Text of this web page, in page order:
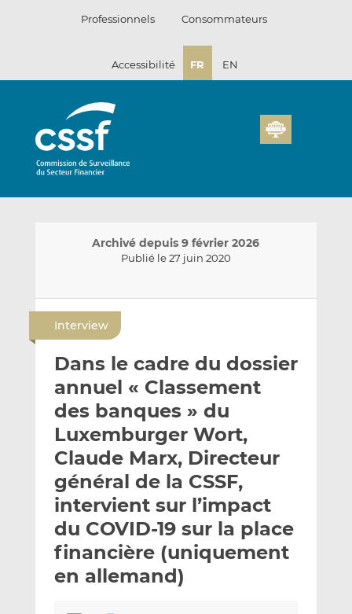
Professionnels Consommateurs
Accessibilité FR EN
Archivé depuis 9 février 2026
Publié le 27 juin 2020
y
e
r
p
a
r
e
m
a
i
a
g
e
r
s
u
L
i
n
e
d
a
g
e
r
s
u
r
F
a
c
b
o
Interview
Dans le cadre du dossier
annuel « Classement
des banques » du
Luxemburger Wort,
Claude Marx, Directeur
général de la CSSF,
intervient sur l’impact
du COVID-19 sur la place
financière (uniquement
en allemand)